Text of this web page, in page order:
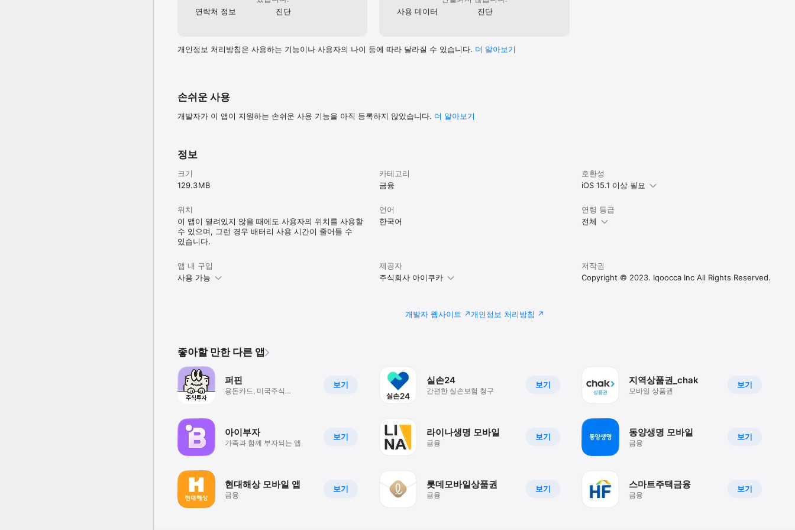
연락처 정보
진단
사용 데이터
진단
개인정보 처리방침은 사용하는 기능이나 사용자의 나이 등에 따라 달라질 수 있습니다. 더 알⁠아⁠보⁠기
손쉬운 사용
개발자가 이 앱이 지원하는 손쉬운 사용 기능을 아직 등록하지 않았습니다. 더 알아보기
정보
크기
129.3 MB
카테고리
금융
호환성
iOS 15.1 이상 필요
위치
이 앱이 열려있지 않을 때에도 사용자의 위치를 사용할
수 있으며, 그런 경우 배터리 사용 시간이 줄어들 수
있습니다.
언어
한국어
연령 등급
전체
앱 내 구입
사용 가능
제공자
주식회사 아이쿠카
저작권
Copyright © 2023. Iqoocca Inc All Rights Reserved.
개발자 웹사이트 개인정보 처리방침
좋아할 만한 다른 앱
보기
퍼핀
용돈카드, 미국주식
보기
아이부자
가족과 함께 부자되는 앱
보기
현대해상 모바일 앱
금융
보기
실손24
간편한 실손보험 청구
보기
라이나생명 모바일
금융
보기
롯데모바일상품권
금융
보기
지역상품권_chak
모바일 상품권
보기
동양생명 모바일
금융
보기
스마트주택금융
금융